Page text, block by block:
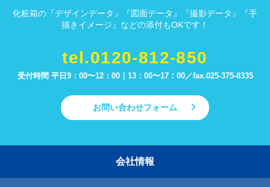
化粧箱の『デザインデータ』『図面データ』『撮影データ』『手
描きイメージ』などの添付もOKです！
tel.0120-812-850
受付時間 平日9：00〜12：00｜13：00〜17：00／fax.025-375-8335
お問い合わせフォーム
会社情報